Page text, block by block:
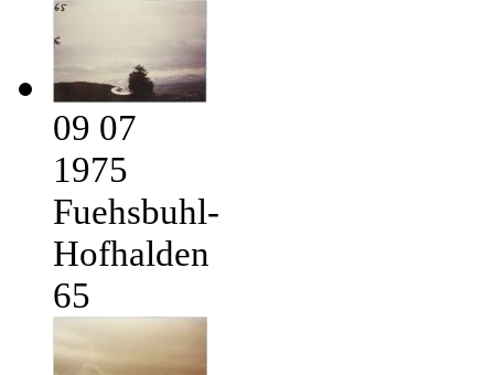
09 07
1975
Fuehsbuhl-
Hofhalden
65